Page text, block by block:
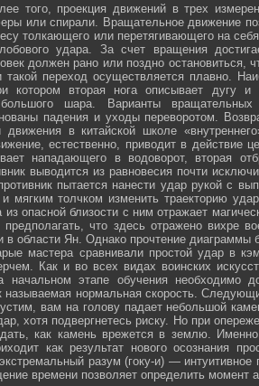
того, проекция движений в трех
или спирали. Вращательное движение
толкающего или перетягивающего на
удара. За счет вращения
должен рано или поздно остановиться,
переход осуществляется плавно.
котором вторая нога описывает дугу
большого шара. Варианты
падения и уходы переворотом.
в китайской школе
естественно, приводит в действие
нападающего в водоворот, вторая
выводится из равновесия почти
пытается нанести удар рукой с
и мягким толчком изменить траекторию
из опасной близости с ним отражает
что здесь отражено вихре
в области Ян. Однако прочтение диаграммы
мастера сравнивали простой удар в
Как и во всех видах воинских
начальном этапе обучения необходимо
называемая нормальная скорость.
вам на голову падает небольшой
хотя подвергнетесь риску. Но при
как камень врежется в землю. Именно
как результат нового осознания
разум (гоку-и) — интуитивное
времени позволяет определить момент